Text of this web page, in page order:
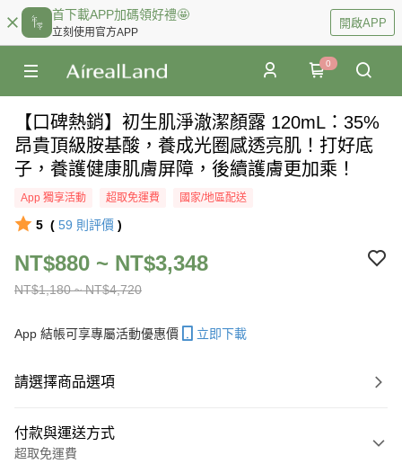
首下載APP加碼領好禮🤩
立刻使用官方APP
開啟APP
0
【口碑熱銷】初生肌淨澈潔顏露 120mL：35%
昂貴頂級胺基酸，養成光圈感透亮肌！打好底
子，養護健康肌膚屏障，後續護膚更加乘！
App 獨享活動 超取免運費 國家/地區配送
5 ( 59 則評價 )
NT$1,180 ~ NT$4,720
NT$880 ~ NT$3,348
App 結帳可享專屬活動優惠價 立即下載
請選擇商品選項
付款與運送方式
超取免運費